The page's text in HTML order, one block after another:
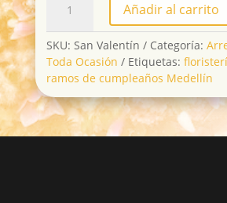
Valentín
cantidad
Añadir al carrito
SKU: San Valentín Categoría:
Toda Ocasión
Etiquetas:
ramos de cumpleaños Medellín